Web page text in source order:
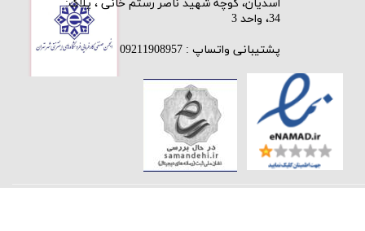
اسدیان، کوچه شهید ناصر رستم خانی ، پلاک:
34، واحد 3
پشتیبانی واتساپ : 09211908957